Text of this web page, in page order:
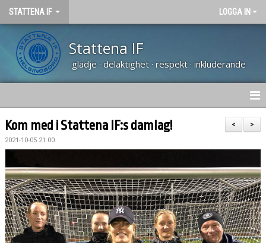
STATTENA IF LOGGA IN
Stattena IF
glädje · delaktighet · respekt · inkluderande
HEM
NYHETER
TRÄNARUTBILDNING SVFF D
OM KLUBBEN
KALENDER
>
<
Kom med i Stattena IF:s damlag!
2021-10-05 21:00